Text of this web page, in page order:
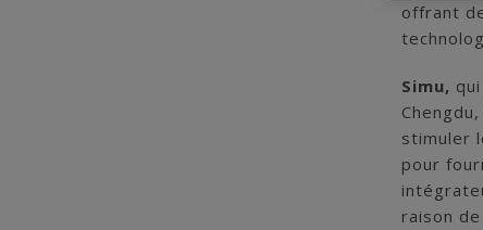
offrant
Simu,
stimuler
pour
raison